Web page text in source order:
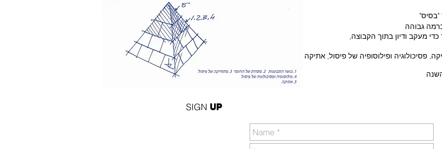
"בסיס"
גבוהה
מעקב ודיון בתוך הקבוצה,
פסיכולוגיה ופילוסופיה של פיסול, אתיקה
SIGN UP